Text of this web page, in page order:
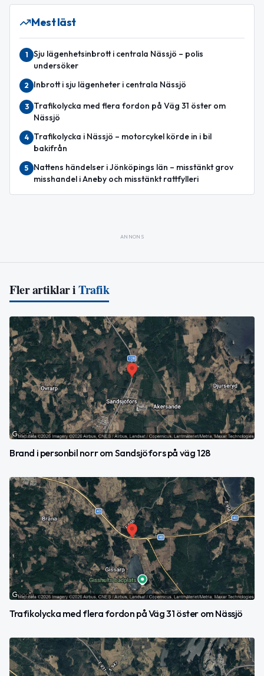
Mest läst
1
Sju lägenhetsinbrott i centrala Nässjö – polis
undersöker
2 Inbrott i sju lägenheter i centrala Nässjö
3
Trafikolycka med flera fordon på Väg 31 öster om
Nässjö
4
Trafikolycka i Nässjö – motorcykel körde in i bil
bakifrån
5
Nattens händelser i Jönköpings län – misstänkt grov
misshandel i Aneby och misstänkt rattfylleri
ANNONS
Fler artiklar iTrafik
Brand i personbil norr om Sandsjöfors på väg 128
Trafikolycka med flera fordon på Väg 31 öster om Nässjö